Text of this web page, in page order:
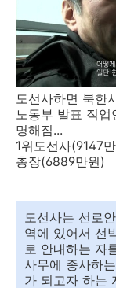
도선사하면 북한
노동부 발표 직업
명해짐...
1위도선사(9147
총장(6889만원)
도선사는 선로
역에 있어서 선
로 안내하는 자
사무에 종사하
가 되고자 하는